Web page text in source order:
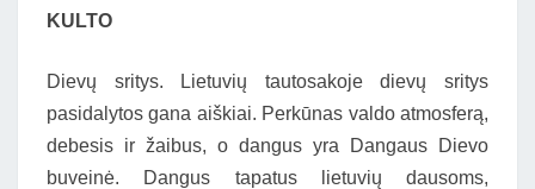
KULTO
Dievų sritys. Lietuvių tautosakoje dievų sritys
pasidalytos gana aiškiai. Perkūnas valdo atmosferą,
debesis ir žaibus, o dangus yra Dangaus Dievo
buveinė. Dangus tapatus lietuvių dausoms,